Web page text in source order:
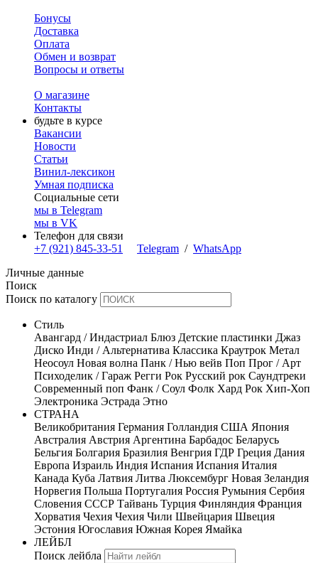
Бонусы
Доставка
Оплата
Обмен и возврат
Вопросы и ответы
О магазине
Контакты
будьте в курсе
Вакансии
Новости
Статьи
Винил-лексикон
Умная подписка
Социальные сети
мы в Telegram
мы в VK
Телефон для связи
+7 (921) 845-33-51
Telegram / WhatsApp
Личные данные
Поиск
Поиск по каталогу
Стиль
Авангард / Индастриал Блюз Детские пластинки Джаз
Диско Инди / Альтернатива Классика Краутрок Метал
Неосоул Новая волна Панк / Нью вейв Поп Прог / Арт
Психоделик / Гараж Регги Рок Русский рок Саундтреки
Современный поп Фанк / Соул Фолк Хард Рок Хип-Хоп
Электроника Эстрада Этно
СТРАНА
Великобритания Германия Голландия США Япония
Австралия Австрия Аргентина Барбадос Беларусь
Бельгия Болгария Бразилия Венгрия ГДР Греция Дания
Европа Израиль Индия Испания Испания Италия
Канада Куба Латвия Литва Люксембург Новая Зеландия
Норвегия Польша Португалия Россия Румыния Сербия
Словения СССР Тайвань Турция Финляндия Франция
Хорватия Чехия Чехия Чили Швейцария Швеция
Эстония Югославия Южная Корея Ямайка
ЛЕЙБЛ
Поиск лейбла